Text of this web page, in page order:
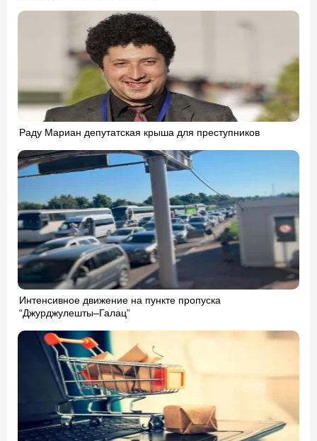
Раду Мариан депутатская крыша для преступников
Интенсивное движение на пункте пропуска
“Джурджулешты–Галац”